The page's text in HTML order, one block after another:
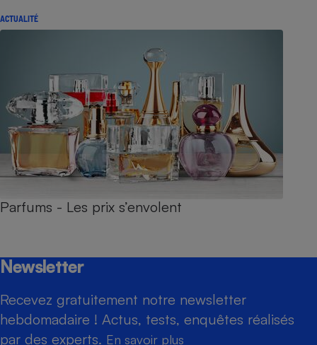
ACTUALITÉ
Parfums - Les prix s’envolent
Newsletter
Recevez gratuitement notre newsletter
hebdomadaire ! Actus, tests, enquêtes réalisés
par des experts. En savoir plus